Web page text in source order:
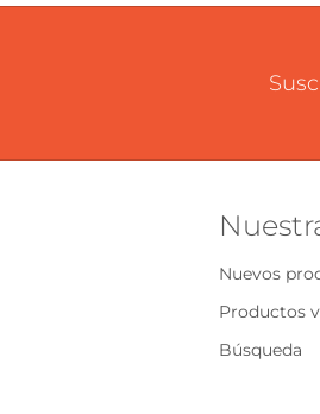
Nuevos
Productos
Búsqueda